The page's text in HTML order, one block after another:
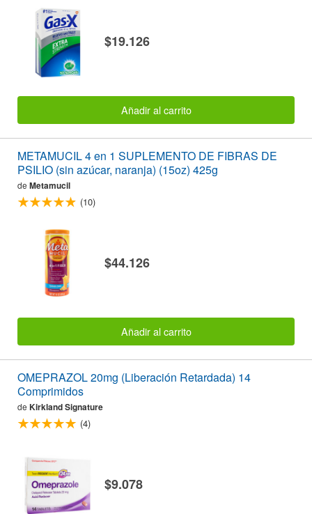
$19.126
Añadir al carrito
METAMUCIL 4 en 1 SUPLEMENTO DE FIBRAS DE
PSILIO (sin azúcar, naranja) (15oz) 425g
de Metamucil
(10)
$44.126
Añadir al carrito
OMEPRAZOL 20mg (Liberación Retardada) 14
Comprimidos
de Kirkland Signature
(4)
$9.078